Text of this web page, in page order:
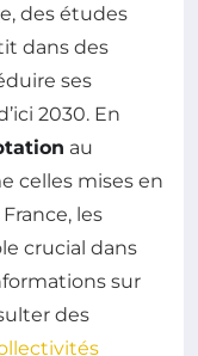
des études
dans des
ses
2030. En
au
celles mises en
les
crucial dans
sur
des